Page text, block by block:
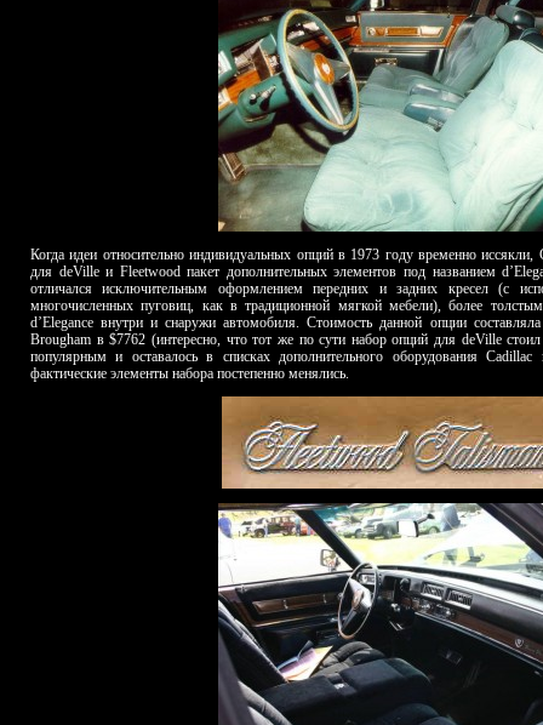
Когда идеи относительно индивидуальных опций в 1973 году временно
для deVille и Fleetwood пакет дополнительных элементов под названием
отличался исключительным оформлением передних и задних кресел (с
многочисленных пуговиц, как в традиционной мягкой мебели), более
d’Elegance внутри и снаружи автомобиля. Стоимость данной опции
Brougham в $7762 (интересно, что тот же по сути набор опций для deVille
популярным и оставалось в списках дополнительного оборудования
фактические элементы набора постепенно менялись.